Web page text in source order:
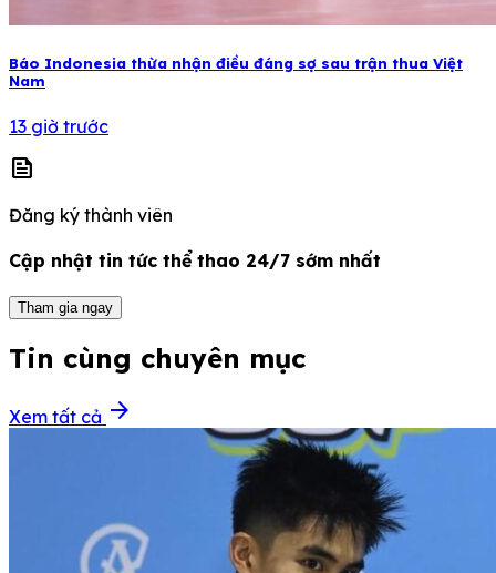
Báo Indonesia thừa nhận điều đáng sợ sau trận thua Việt
Nam
13 giờ trước
news
Đăng ký thành viên
Cập nhật tin tức thể thao 24/7 sớm nhất
Tham gia ngay
Tin cùng chuyên mục
Xem tất cả arrow_forward